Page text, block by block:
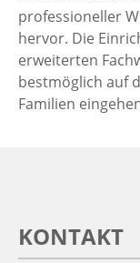
professioneller
hervor. Die
erweiterten
bestmöglich auf
Familien
KONTAKT